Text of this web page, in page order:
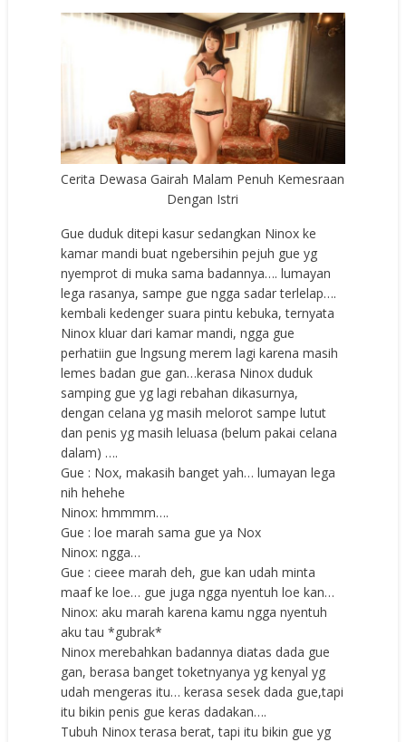
Cerita Dewasa Gairah Malam Penuh Kemesraan
Dengan Istri
Gue duduk ditepi kasur sedangkan Ninox ke
kamar mandi buat ngebersihin pejuh gue yg
nyemprot di muka sama badannya…. lumayan
lega rasanya, sampe gue ngga sadar terlelap….
kembali kedenger suara pintu kebuka, ternyata
Ninox kluar dari kamar mandi, ngga gue
perhatiin gue lngsung merem lagi karena masih
lemes badan gue gan…kerasa Ninox duduk
samping gue yg lagi rebahan dikasurnya,
dengan celana yg masih melorot sampe lutut
dan penis yg masih leluasa (belum pakai celana
dalam) ….
Gue : Nox, makasih banget yah… lumayan lega
nih hehehe
Ninox: hmmmm….
Gue : loe marah sama gue ya Nox
Ninox: ngga…
Gue : cieee marah deh, gue kan udah minta
maaf ke loe… gue juga ngga nyentuh loe kan…
Ninox: aku marah karena kamu ngga nyentuh
aku tau *gubrak*
Ninox merebahkan badannya diatas dada gue
gan, berasa banget toketnyanya yg kenyal yg
udah mengeras itu… kerasa sesek dada gue,tapi
itu bikin penis gue keras dadakan….
Tubuh Ninox terasa berat, tapi itu bikin gue yg